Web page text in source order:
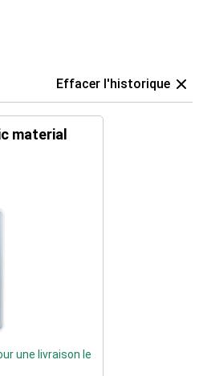
Effacer l'historique
material
une livraison le